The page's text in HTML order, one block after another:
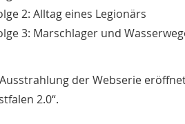
2: Alltag eines Legionärs
3: Marschlager und
der Webserie
2.0“.